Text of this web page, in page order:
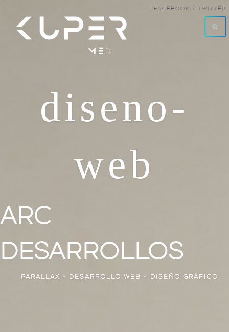
diseno-
web
ARC
DESARROLLOS
PARALLAX - DESARROLLO WEB - DISEÑO GRÁFICO
FACEBOOK / TWITTER